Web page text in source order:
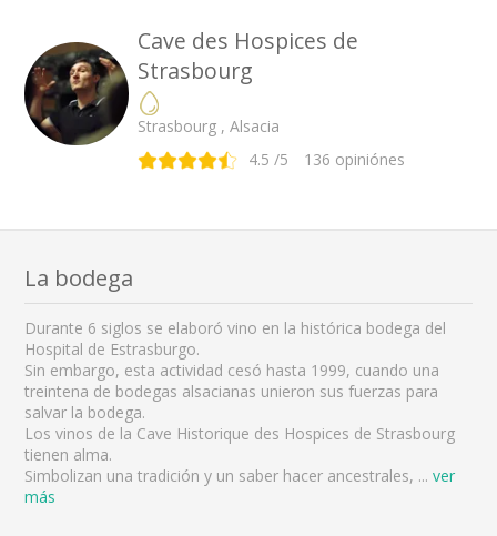
Cave des Hospices de
Strasbourg
Strasbourg , Alsacia
4.5 /5 136 opiniónes
La bodega
Durante 6 siglos se elaboró vino en la histórica bodega del
Hospital de Estrasburgo.
Sin embargo, esta actividad cesó hasta 1999, cuando una
treintena de bodegas alsacianas unieron sus fuerzas para
salvar la bodega.
Los vinos de la Cave Historique des Hospices de Strasbourg
tienen alma.
Simbolizan una tradición y un saber hacer ancestrales, ... ver
más